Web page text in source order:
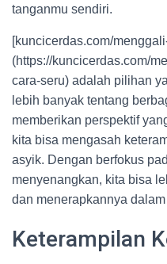
tanganmu sendiri.
[kuncicerdas.com/
(https://kuncicerdas.com/
cara-seru) adalah pilihan
lebih banyak tentang
memberikan perspektif
kita bisa mengasah
asyik. Dengan berfokus
menyenangkan, kita bisa
dan menerapkannya
Keterampilan